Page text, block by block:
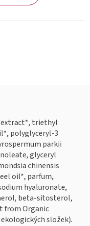
extract*, triethyl
polyglyceryl-3
parkii
glyceryl
chinensis
oil*, parfum,
hyaluronate,
beta-sitosterol,
from Organic
složek).